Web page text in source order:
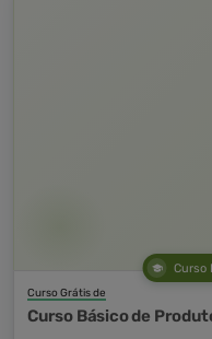
Curso
Curso Grátis de
Curso Básico de